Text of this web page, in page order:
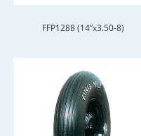
FFP1288 (14”x3.50-8)